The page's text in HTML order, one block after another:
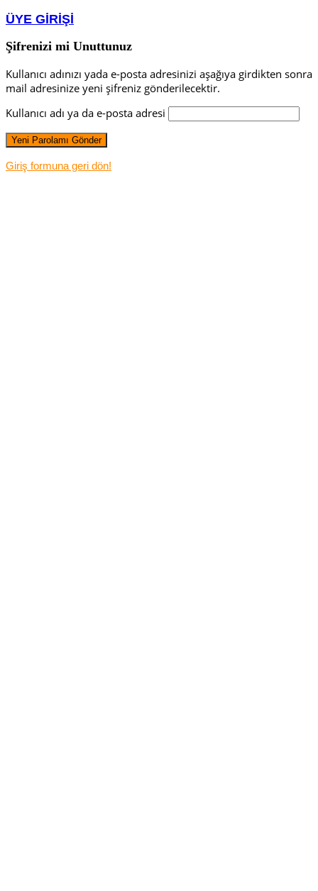
ÜYE GİRİŞİ
Şifrenizi mi Unuttunuz
Kullanıcı adınızı yada e-posta adresinizi aşağıya girdikten sonra
mail adresinize yeni şifreniz gönderilecektir.
Kullanıcı adı ya da e-posta adresi
Giriş formuna geri dön!